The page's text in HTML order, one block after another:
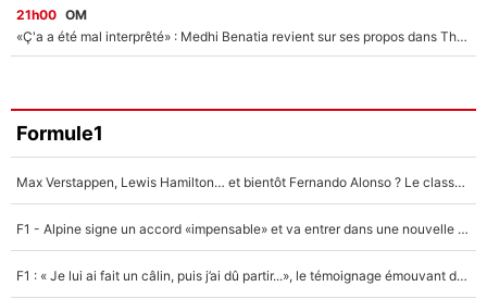
21h00 OM
«Ç'a a été mal interprêté» : Medhi Benatia revient sur ses propos dans The Bridge et précise ses conditions pour rejoindre le PSG !
Formule1
Max Verstappen, Lewis Hamilton… et bientôt Fernando Alonso ? Le classement des pilotes les mieux payés en Formule 1 risque de changer !
F1 - Alpine signe un accord «impensable» et va entrer dans une nouvelle dimension : Grande nouvelle pour Pierre Gasly !
F1 : « Je lui ai fait un câlin, puis j’ai dû partir...», le témoignage émouvant de Max Verstappen sur sa fille